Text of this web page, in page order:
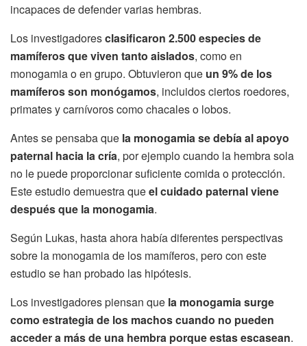
incapaces de defender varias hembras.
Los investigadoresclasificaron 2.500 especies de
mamíferos que viven tanto aislados, como en
monogamia o en grupo. Obtuvieron que un 9% de los
mamíferos son monógamos, incluidos ciertos roedores,
primates y carnívoros como chacales o lobos.
Antes se pensaba que la monogamia se debía al apoyo
paternal hacia la cría, por ejemplo cuando la hembra sola
no le puede proporcionar suficiente comida o protección.
Este estudio demuestra queel cuidado paternal viene
después que la monogamia.
Según Lukas, hasta ahora había diferentes perspectivas
sobre la monogamia de los mamíferos, pero con este
estudio se han probado las hipótesis.
Los investigadores piensan que la monogamia surge
como estrategia de los machos cuando no pueden
acceder a más de una hembra porque estas escasean.